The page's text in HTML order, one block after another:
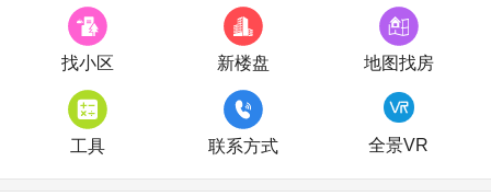
找小区 新楼盘 地图找房
工具 联系方式 全景VR